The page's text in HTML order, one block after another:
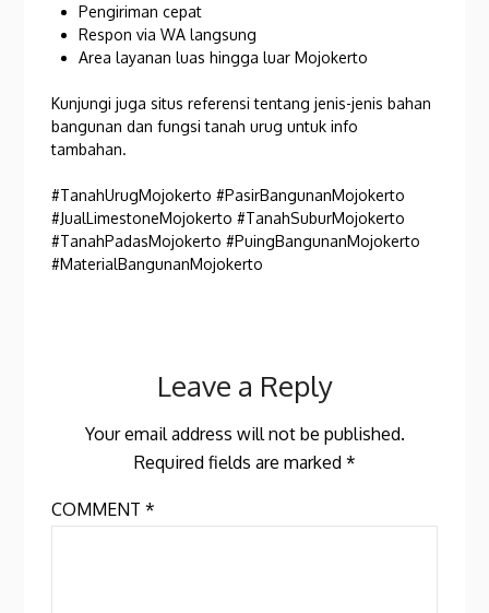
Pengiriman cepat
Respon via WA langsung
Area layanan luas hingga luar Mojokerto
Kunjungi juga situs referensi tentang jenis-jenis bahan
bangunan dan fungsi tanah urug untuk info
tambahan.
#TanahUrugMojokerto #PasirBangunanMojokerto
#JualLimestoneMojokerto #TanahSuburMojokerto
#TanahPadasMojokerto #PuingBangunanMojokerto
#MaterialBangunanMojokerto
Leave a Reply
Your email address will not be published.
Required fields are marked *
COMMENT*